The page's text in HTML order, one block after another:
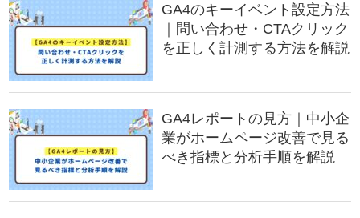
GA4のキーイベント設定方法
｜問い合わせ・CTAクリック
を正しく計測する方法を解説
GA4レポートの見方｜中小企
業がホームページ改善で見る
べき指標と分析手順を解説